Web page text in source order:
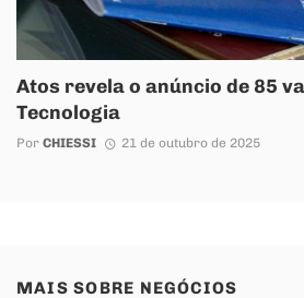
Atos revela o anúncio de 85
Tecnologia
Por CHIESSI 21 de outubro de 2025
MAIS SOBRE NEGÓCIOS